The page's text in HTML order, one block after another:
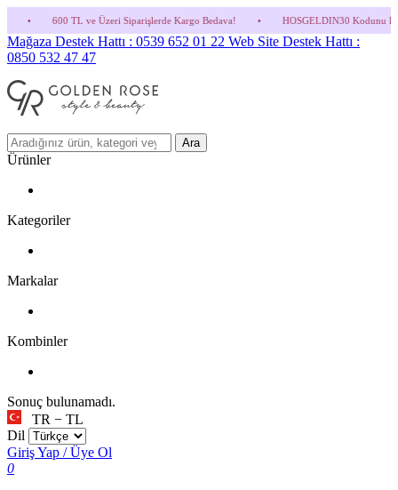
Üzeri Siparişlerde Kargo Bedava! • HOSGELDIN30 Kodunu Kullanmayı Unutma!
Mağaza Destek Hattı : 0539 652 01 22 Web Site Destek Hattı :
0850 532 47 47
Ara
Ürünler
Kategoriler
Markalar
Kombinler
Sonuç bulunamadı.
TR − TL
Dil
Giriş Yap / Üye Ol
0